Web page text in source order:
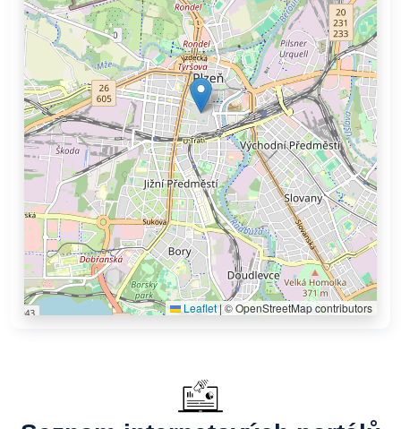
Leaflet|© OpenStreetMap contributors